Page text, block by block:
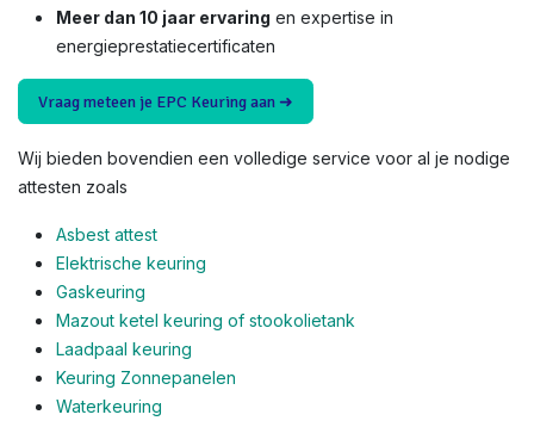
Meer dan 10 jaar ervaring en expertise in
energieprestatiecertificaten
Vraag meteen je EPC Keuring aan ➜
Wij bieden bovendien een volledige service voor al je nodige
attesten zoals
Asbest attest
Elektrische keuring
Gaskeuring
Mazout ketel keuring of stookolietank
Laadpaal keuring
Keuring Zonnepanelen
Waterkeuring